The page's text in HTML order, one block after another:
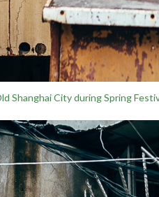
Shanghai City during Spring